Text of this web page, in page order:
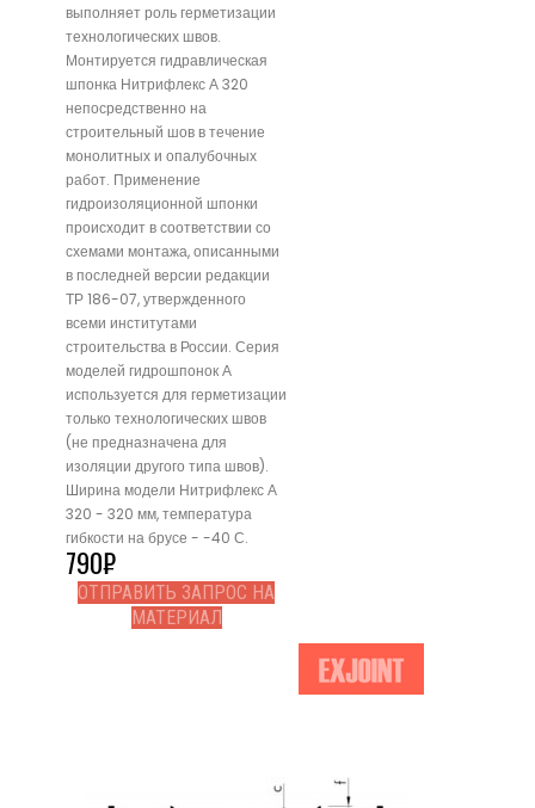
выполняет роль герметизации
технологических швов.
Монтируется гидравлическая
шпонка Нитрифлекс А 320
непосредственно на
строительный шов в течение
монолитных и опалубочных
работ. Применение
гидроизоляционной шпонки
происходит в соответствии со
схемами монтажа, описанными
в последней версии редакции
ТР 186-07, утвержденного
всеми институтами
строительства в России. Серия
моделей гидрошпонок А
используется для герметизации
только технологических швов
(не предназначена для
изоляции другого типа швов).
Ширина модели Нитрифлекс А
320 - 320 мм, температура
гибкости на брусе - -40 С.
790₽
ОТПРАВИТЬ ЗАПРОС НА
МАТЕРИАЛ